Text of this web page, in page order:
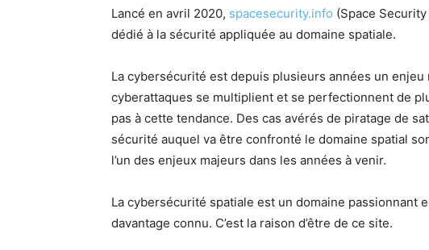
Lancé en avril 2020, spacesecurity.info (Space
dédié à la sécurité appliquée au domaine spatiale.
La cybersécurité est depuis plusieurs années un
cyberattaques se multiplient et se perfectionnent de
pas à cette tendance. Des cas avérés de piratage de
sécurité auquel va être confronté le domaine spatial
l’un des enjeux majeurs dans les années à venir.
La cybersécurité spatiale est un domaine passionnant
davantage connu. C’est la raison d’être de ce site.